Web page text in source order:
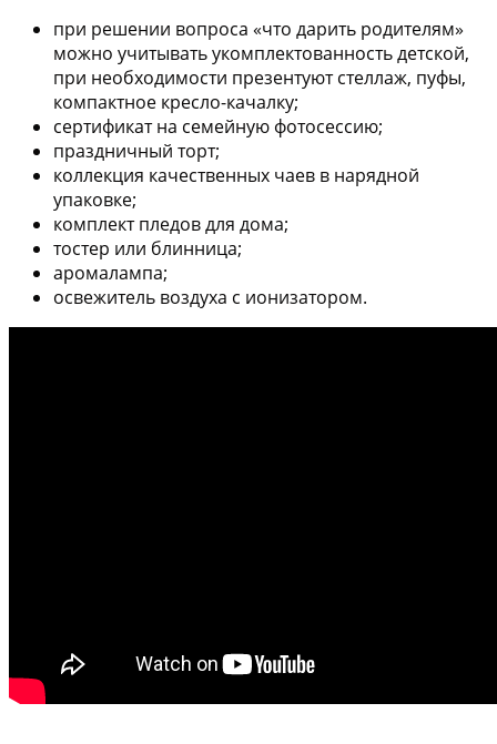
при решении вопроса «что дарить родителям»
можно учитывать укомплектованность детской,
при необходимости презентуют стеллаж, пуфы,
компактное кресло-качалку;
сертификат на семейную фотосессию;
праздничный торт;
коллекция качественных чаев в нарядной
упаковке;
комплект пледов для дома;
тостер или блинница;
аромалампа;
освежитель воздуха с ионизатором.